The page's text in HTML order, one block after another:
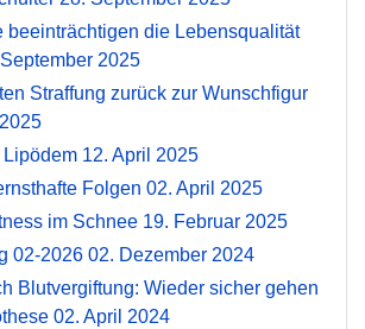
beeinträchtigen die Lebensqualität
2025
Straffung zurück zur Wunschfigur
Lipödem 12. April 2025
Folgen 02. April 2025
im Schnee 19. Februar 2025
02-2026 02. Dezember 2024
Blutvergiftung: Wieder sicher gehen
02. April 2024